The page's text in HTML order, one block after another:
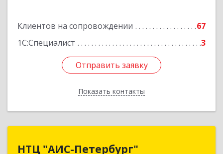
Клиентов на сопровождении
67
1С:Специалист
3
Отправить заявку
Показать контакты
Отправить заявку
Назад
НТЦ "АИС-Петербург"
НТЦ "АИС-Петербург"